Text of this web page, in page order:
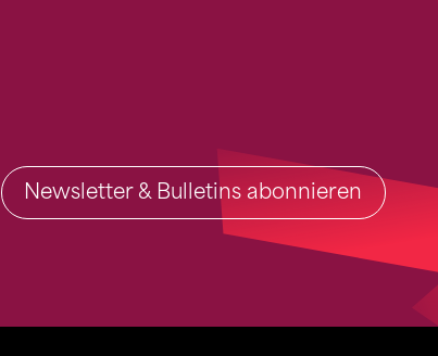
Newsletter & Bulletins abonnieren